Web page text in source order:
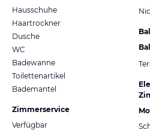
Hausschuhe
Haartrockner
Dusche
WC
Badewanne
Toilettenartikel
Bademantel
Zimmerservice
Verfügbar